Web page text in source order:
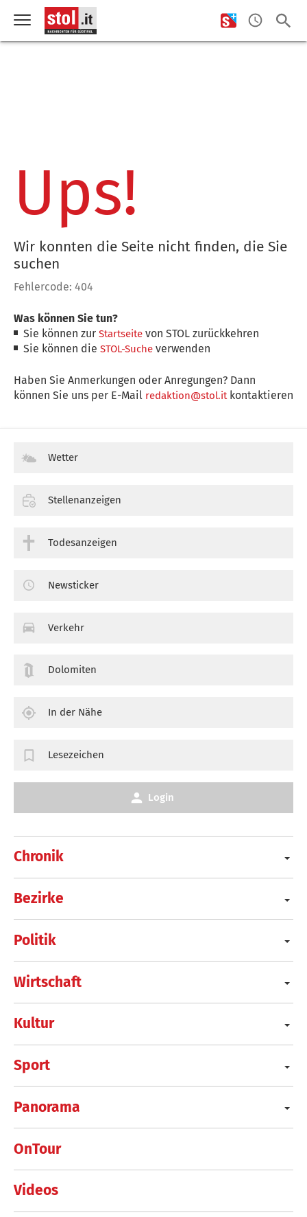
Ups!
Wir konnten die Seite nicht finden, die Sie
suchen
Fehlercode: 404
Was können Sie tun?
Sie können zurStartseite von STOL zurückkehren
Sie können dieSTOL-Suche verwenden
Haben Sie Anmerkungen oder Anregungen? Dann
können Sie uns per E-Mail redaktion@stol.itkontaktieren
Chronik
Bezirke
Politik
Wirtschaft
Kultur
Sport
Panorama
OnTour
Videos
Wetter
Stellenanzeigen
Todesanzeigen
Newsticker
Verkehr
Dolomiten
In der Nähe
Lesezeichen
Login